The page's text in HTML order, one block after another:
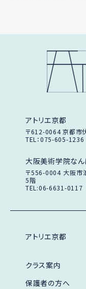
アトリエ京都
〒612-0064京都市
TEL：075-605-1236
大阪美術学院なん
〒556-0004 大阪市
5階
TEL:06-6631-0117
アトリエ京都
クラス案内
保護者の方へ